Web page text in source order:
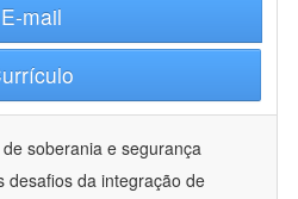
E-mail
soberania e segurança
desafios da integração de